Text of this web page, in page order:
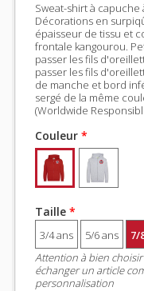
Sweat-shirt à capuche
Décorations en
épaisseur de tissu et
frontale kangourou.
passer les fils
passer les fils
de manche et bord
sergé de la même
(Worldwide
Couleur *
Taille *
3/4 ans 5/6 ans 7/
Attention à bien
échanger un article
personnalisation